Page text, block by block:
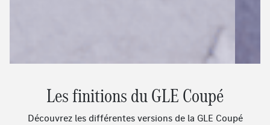
Les finitions du GLE Coupé
Découvrez les différentes versions de la GLE Coupé